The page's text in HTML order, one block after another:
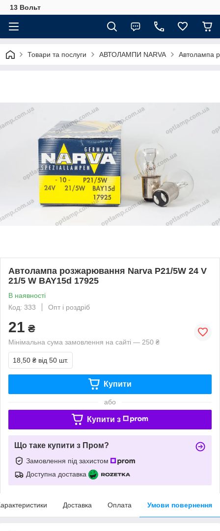
13 Вольт
Товари та послуги АВТОЛАМПИ NARVA Автолампа
Автолампа розжарювання Narva P21/5W 24 V
21/5 W BAY15d 17925
В наявності
Код: 333
Опт і роздріб
21 ₴
Мінімальна сума замовлення на сайті — 250 ₴
18,50 ₴ від 50 шт.
Купити
або
Купити з
Що таке купити з Пром?
Замовлення під захистом
Доступна доставка
Доставка Оплата Умови повернення